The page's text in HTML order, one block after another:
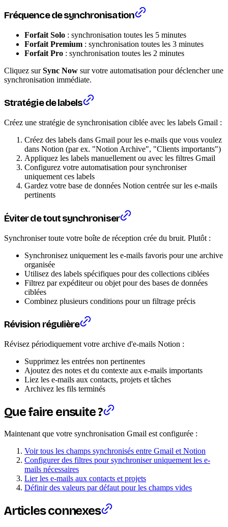
Fréquence de synchronisation
Forfait Solo : synchronisation toutes les 5 minutes
Forfait Premium : synchronisation toutes les 3 minutes
Forfait Pro : synchronisation toutes les 2 minutes
Cliquez surSync Now sur votre automatisation pour déclencher une
synchronisation immédiate.
Stratégie de labels
Créez une stratégie de synchronisation ciblée avec les labels Gmail :
Créez des labels dans Gmail pour les e-mails que vous voulez
dans Notion (par ex. "Notion Archive", "Clients importants")
Appliquez les labels manuellement ou avec les filtres Gmail
Configurez votre automatisation pour synchroniser
uniquement ces labels
Gardez votre base de données Notion centrée sur les e-mails
pertinents
Éviter de tout synchroniser
Synchroniser toute votre boîte de réception crée du bruit. Plutôt :
Synchronisez uniquement les e-mails favoris pour une archive
organisée
Utilisez des labels spécifiques pour des collections ciblées
Filtrez par expéditeur ou objet pour des bases de données
ciblées
Combinez plusieurs conditions pour un filtrage précis
Révision régulière
Révisez périodiquement votre archive d'e-mails Notion :
Supprimez les entrées non pertinentes
Ajoutez des notes et du contexte aux e-mails importants
Liez les e-mails aux contacts, projets et tâches
Archivez les fils terminés
Que faire ensuite ?
Maintenant que votre synchronisation Gmail est configurée :
Voir tous les champs synchronisés entre Gmail et Notion
Configurer des filtres pour synchroniser uniquement les e-
mails nécessaires
Lier les e-mails aux contacts et projets
Définir des valeurs par défaut pour les champs vides
Articles connexes